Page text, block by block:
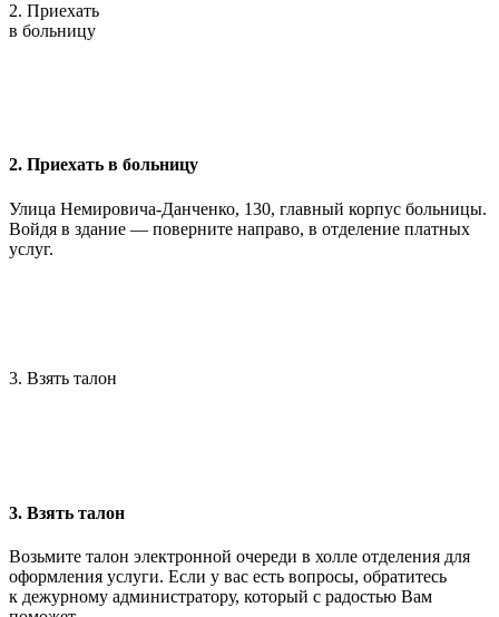
2. Приехать
в больницу
2. Приехать в больницу
Улица Немировича-Данченко, 130, главный корпус больницы.
Войдя в здание — поверните направо, в отделение платных
услуг.
3. Взять талон
3. Взять талон
Возьмите талон электронной очереди в холле отделения для
оформления услуги. Если у вас есть вопросы, обратитесь
к дежурному администратору, который с радостью Вам